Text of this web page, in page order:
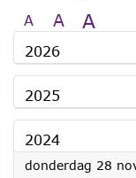
A A A
2026
2025
2024
donderdag 28